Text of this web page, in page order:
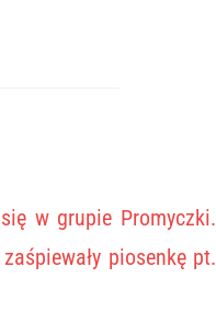
w grupie Promyczki.
piosenkę pt.